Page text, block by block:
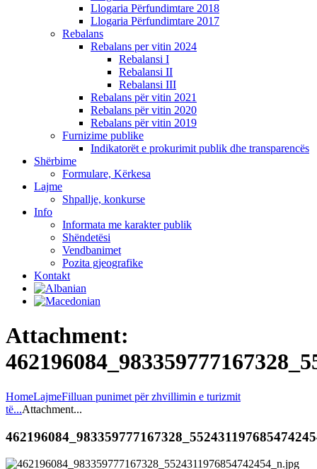
Llogaria Përfundimtare 2018
Llogaria Përfundimtare 2017
Rebalans
Rebalans per vitin 2024
Rebalansi I
Rebalansi II
Rebalansi III
Rebalans për vitin 2021
Rebalans për vitin 2020
Rebalans për vitin 2019
Furnizime publike
Indikatorët e prokurimit publik dhe transparencës
Shërbime
Formulare, Kërkesa
Lajme
Shpallje, konkurse
Info
Informata me karakter publik
Shëndetësi
Vendbanimet
Pozita gjeografike
Kontakt
Attachment:
HomeLajmeFilluan punimet për zhvillimin e turizmit
të...Attachment...